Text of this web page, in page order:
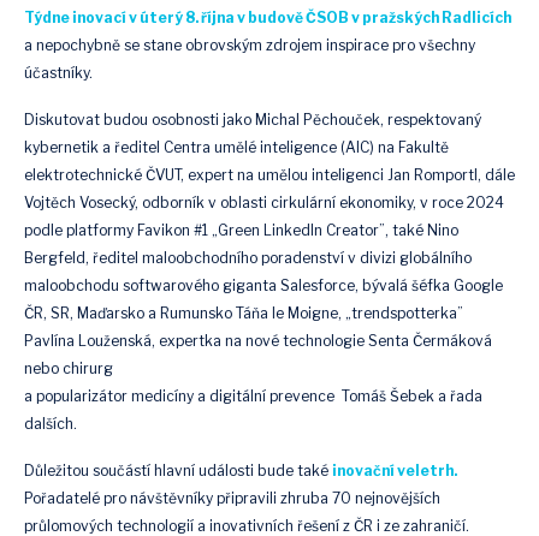
Týdne inovací v úterý 8. října v budově ČSOB v pražských Radlicích
a nepochybně se stane obrovským zdrojem inspirace pro všechny
účastníky.
Diskutovat budou osobnosti jako Michal Pěchouček, respektovaný
kybernetik a ředitel Centra umělé inteligence (AIC) na Fakultě
elektrotechnické ČVUT, expert na umělou inteligenci Jan Romportl, dále
Vojtěch Vosecký, odborník v oblasti cirkulární ekonomiky, v roce 2024
podle platformy Favikon #1 „Green LinkedIn Creator”, také Nino
Bergfeld, ředitel maloobchodního poradenství v divizi globálního
maloobchodu softwarového giganta Salesforce, bývalá šéfka Google
ČR, SR, Maďarsko a Rumunsko Táňa le Moigne, „trendspotterka”
Pavlína Louženská, expertka na nové technologie Senta Čermáková
nebo chirurg
a popularizátor medicíny a digitální prevence Tomáš Šebek a řada
dalších.
Důležitou součástí hlavní události bude také inovační veletrh.
Pořadatelé pro návštěvníky připravili zhruba 70 nejnovějších
průlomových technologií a inovativních řešení z ČR i ze zahraničí.